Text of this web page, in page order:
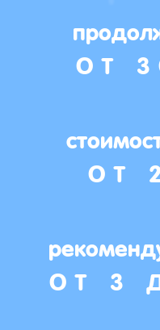
ОТ
ОТ
ОТ 3